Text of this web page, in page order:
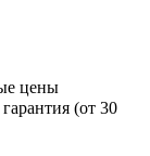
цены
(от 30